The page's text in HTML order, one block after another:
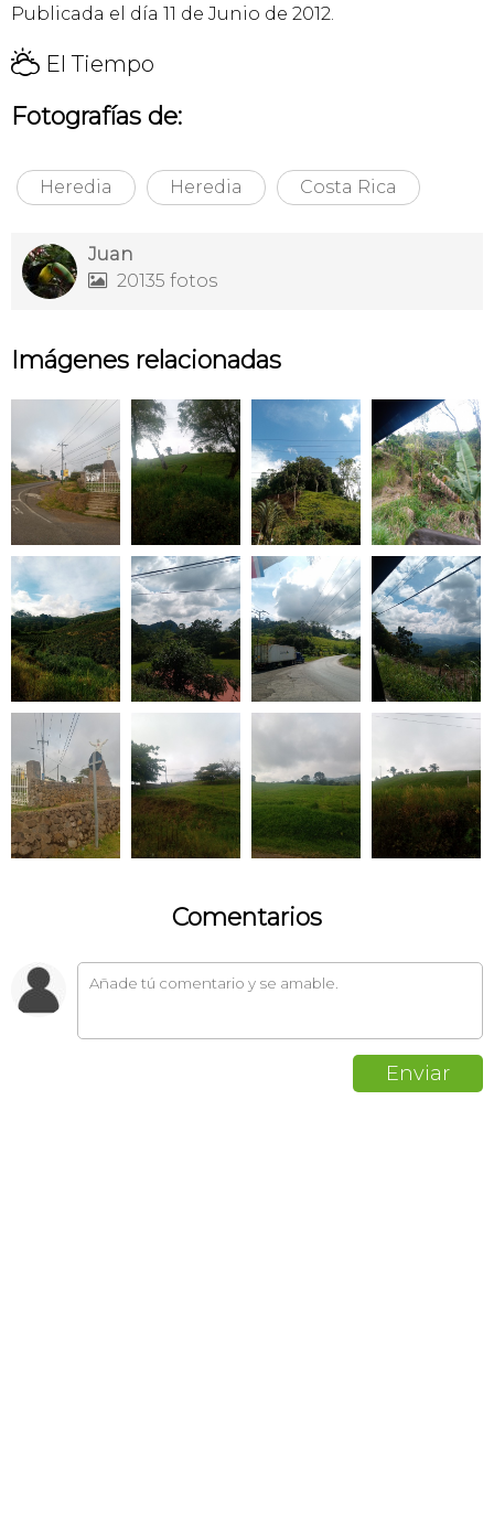
Publicada el día 11 de Junio de 2012.
H El Tiempo
Fotografías de:
Heredia Heredia Costa Rica
Juan
 20135 fotos
Imágenes relacionadas
Comentarios